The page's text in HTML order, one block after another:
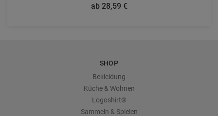
ab 28,59 €
SHOP
Bekleidung
Küche & Wohnen
Logoshirt®
Sammeln & Spielen